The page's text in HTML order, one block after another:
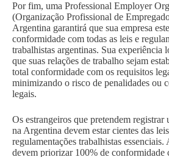
Por fim, uma Professional Employer
(Organização Profissional de
Argentina garantirá que sua empresa
conformidade com todas as leis e
trabalhistas argentinas. Sua experiência
que suas relações de trabalho sejam
total conformidade com os requisitos
minimizando o risco de penalidades ou
legais.
Os estrangeiros que pretendem registrar
na Argentina devem estar cientes das
regulamentações trabalhistas essenciais.
devem priorizar 100% de conformidade